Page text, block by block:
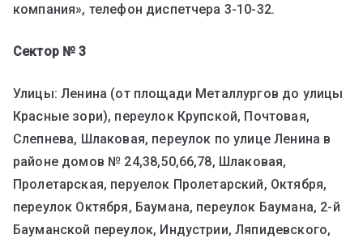
компания», телефон диспетчера 3-10-32.
Сектор № 3
Улицы: Ленина (от площади Металлургов до улицы
Красные зори), переулок Крупской, Почтовая,
Слепнева, Шлаковая, переулок по улице Ленина в
районе домов № 24,38,50,66,78, Шлаковая,
Пролетарская, перуелок Пролетарский, Октября,
переулок Октября, Баумана, переулок Баумана, 2-й
Бауманской переулок, Индустрии, Ляпидевского,